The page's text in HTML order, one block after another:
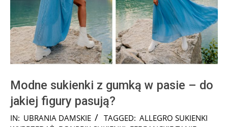
Modne sukienki z gumką w pasie – do
jakiej figury pasują?
2025-
IN: UBRANIA DAMSKIE TAGGED: ALLEGRO SUKIENKI